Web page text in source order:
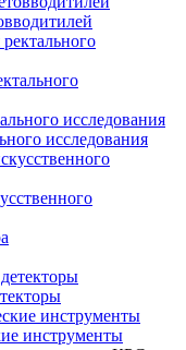
исследования
инструменты